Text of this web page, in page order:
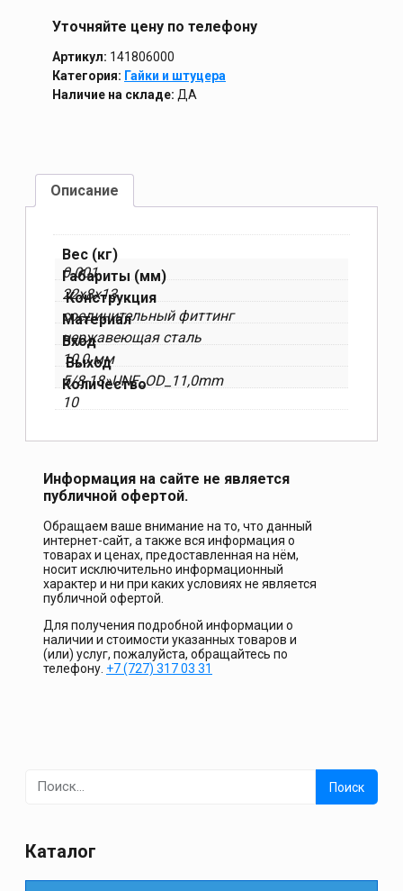
Уточняйте цену по телефону
Артикул: 141806000
Категория: Гайки и штуцера
Наличие на складе: ДА
Описание
Вес (кг)
0.001
Габариты (мм)
22x8x13
Конструкция
соединительный фиттинг
Материал
нержавеющая сталь
Вход
10,0 мм
Выход
5/8-18»UNF_OD_11,0mm
Количество
10
Информация на сайте не является
публичной офертой.
Обращаем ваше внимание на то, что данный
интернет-сайт, а также вся информация о
товарах и ценах, предоставленная на нём,
носит исключительно информационный
характер и ни при каких условиях не является
публичной офертой.
Для получения подробной информации о
наличии и стоимости указанных товаров и
(или) услуг, пожалуйста, обращайтесь по
телефону. +7 (727) 317 03 31
Найти:
Каталог